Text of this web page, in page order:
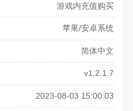
游戏内充值购买
苹果/安卓系统
简体中文
v1.2.1.7
2023-08-03 15:00:03